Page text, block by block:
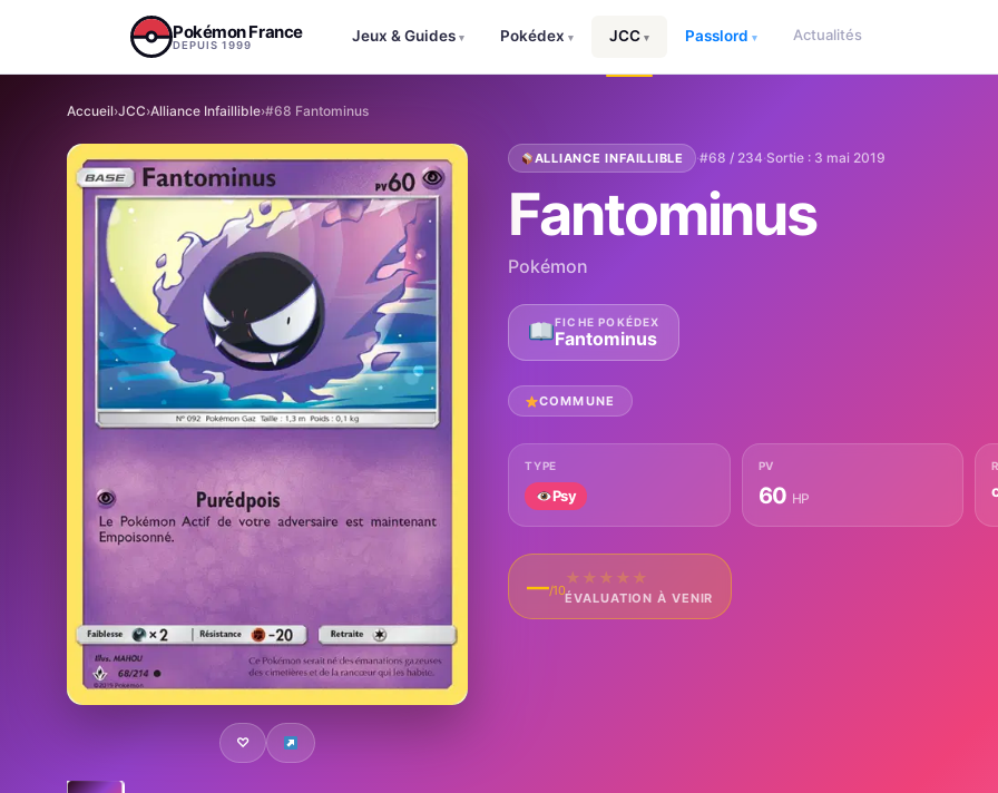
Pokémon France
DEPUIS 1999
Jeux & Guides ▾ Pokédex ▾ JCC ▾ Passlord ▾ Actualités
Accueil›JCC›Alliance Infaillible›#68 Fantominus
♡
ALLIANCE INFAILLIBLE ·#68 / 234·Sortie : 3 mai 2019
Fantominus
Pokémon
FICHE POKÉDEX
Fantominus
COMMUNE
TYPE
Psy
PV
60 HP
—/10
★ ★ ★ ★ ★
ÉVALUATION À VENIR